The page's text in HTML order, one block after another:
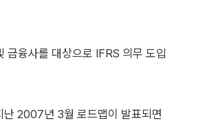
금융사를 대상으로 IFRS 의무 도입
난 2007년 3월 로드맵이 발표되면